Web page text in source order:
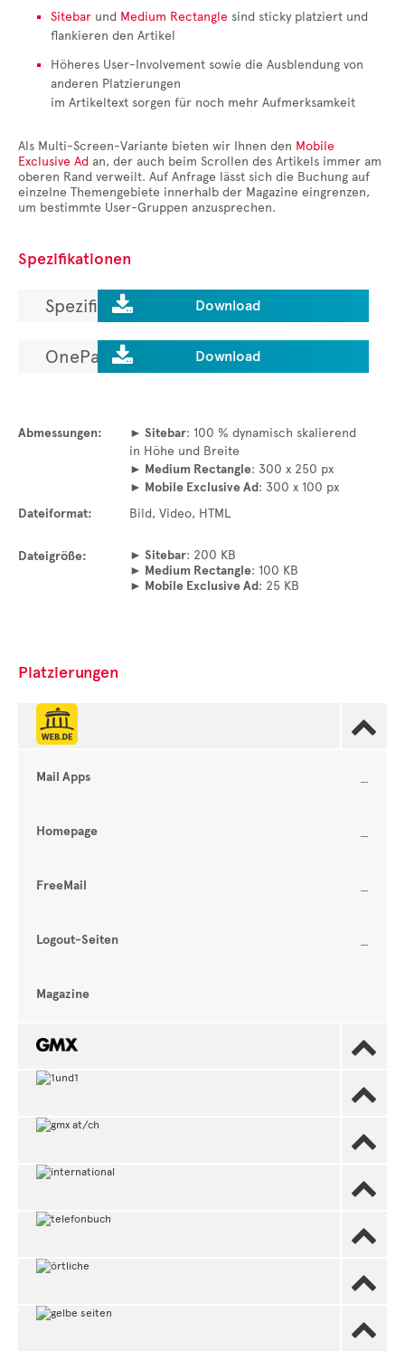
Sitebar und Medium Rectangle sind sticky platziert und
flankieren den Artikel
Höheres User-Involvement sowie die Ausblendung von
anderen Platzierungen
im Artikeltext sorgen für noch mehr Aufmerksamkeit
Als Multi-Screen-Variante bieten wir Ihnen den Mobile
Exclusive Ad an, der auch beim Scrollen des Artikels immer am
oberen Rand verweilt. Auf Anfrage lässt sich die Buchung auf
einzelne Themengebiete innerhalb der Magazine eingrenzen,
um bestimmte User-Gruppen anzusprechen.
Spezifikationen
Spezifikationen laden.
 Download
OnePager laden.
 Download
Abmessungen: ► Sitebar: 100 % dynamisch skalierend
in Höhe und Breite
► Medium Rectangle: 300 x 250 px
► Mobile Exclusive Ad: 300 x 100 px
Dateiformat:
Bild, Video, HTML
Dateigröße: ► Sitebar: 200 KB
► Medium Rectangle: 100 KB
► Mobile Exclusive Ad: 25 KB
Platzierungen

Mail Apps
Homepage
FreeMail
Logout-Seiten
Magazine






